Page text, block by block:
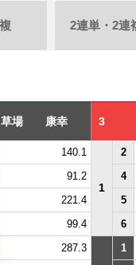
2連単・2連
草場 康幸 3
140.1
1
2
91.2
4
221.4
5
99.4 6
287.3
1